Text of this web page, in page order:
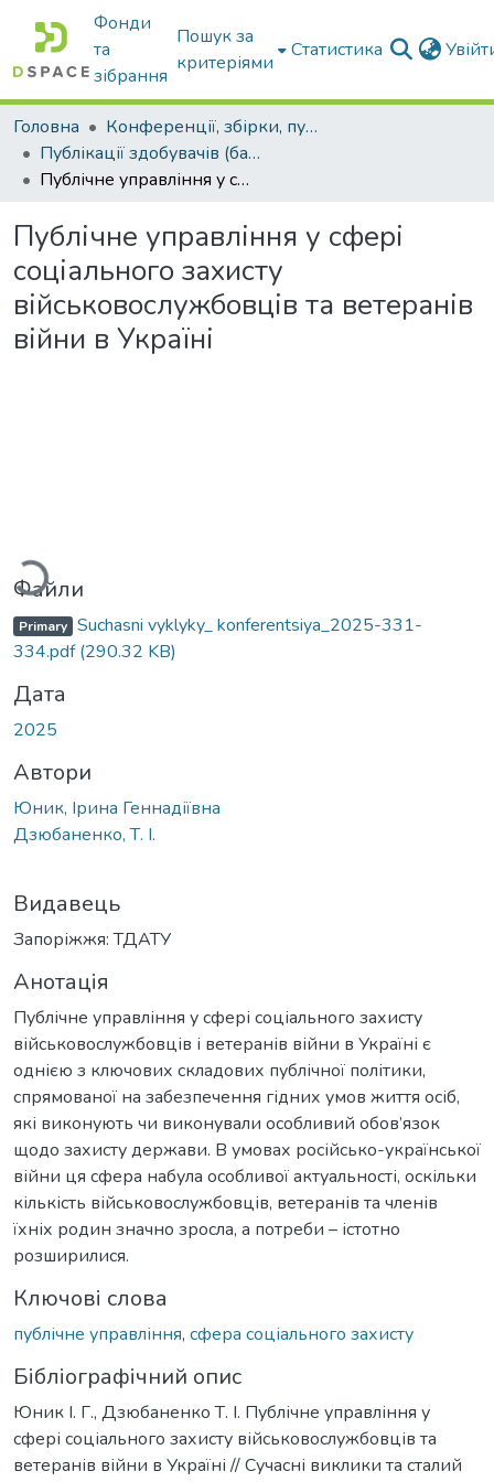
Фонди
та
зібрання
Пошук за
критеріями
Статистика
Головна
Конференції, збірки, публікації молодих вчених і здобувачів : магістрів, бакалаврів, аспірантів.
Публікації здобувачів (бакалаврів. магістрів, аспірантів)
Публічне управління у сфері соціального захисту військовослужбовців та ветеранів війни в Україні
Публічне управління у сфері
соціального захисту
військовослужбовців та ветеранів
війни в Україні
Файли
Primary Suchasni vyklyky_ konferentsiya_2025-331-
334.pdf(290.32 KB)
Дата
2025
Автори
Юник, Ірина Геннадіївна
Дзюбаненко, Т. І.
Видавець
Запоріжжя: ТДАТУ
Анотація
Публічне управління у сфері соціального захисту
військовослужбовців і ветеранів війни в Україні є
однією з ключових складових публічної політики,
спрямованої на забезпечення гідних умов життя осіб,
які виконують чи виконували особливий обов’язок
щодо захисту держави. В умовах російсько-української
війни ця сфера набула особливої актуальності, оскільки
кількість військовослужбовців, ветеранів та членів
їхніх родин значно зросла, а потреби – істотно
розширилися.
Ключові слова
публічне управління, сфера соціального захисту
Бібліографічний опис
Юник І. Г., Дзюбаненко Т. І. Публічне управління у
сфері соціального захисту військовослужбовців та
ветеранів війни в Україні // Сучасні виклики та сталий